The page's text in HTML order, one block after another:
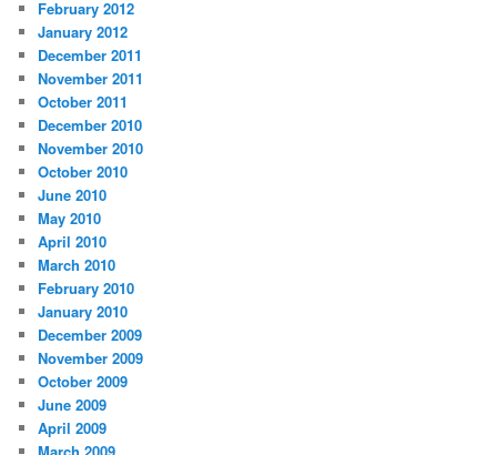
February 2012
January 2012
December 2011
November 2011
October 2011
December 2010
November 2010
October 2010
June 2010
May 2010
April 2010
March 2010
February 2010
January 2010
December 2009
November 2009
October 2009
June 2009
April 2009
March 2009